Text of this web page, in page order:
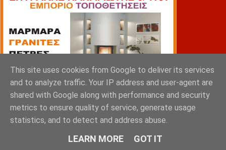
This site uses cookies from Google to deliver its services
and to analyze traffic. Your IP address and user-agent are
shared with Google along with performance and security
metrics to ensure quality of service, generate usage
statistics, and to detect and address abuse.
LEARN MORE GOT IT